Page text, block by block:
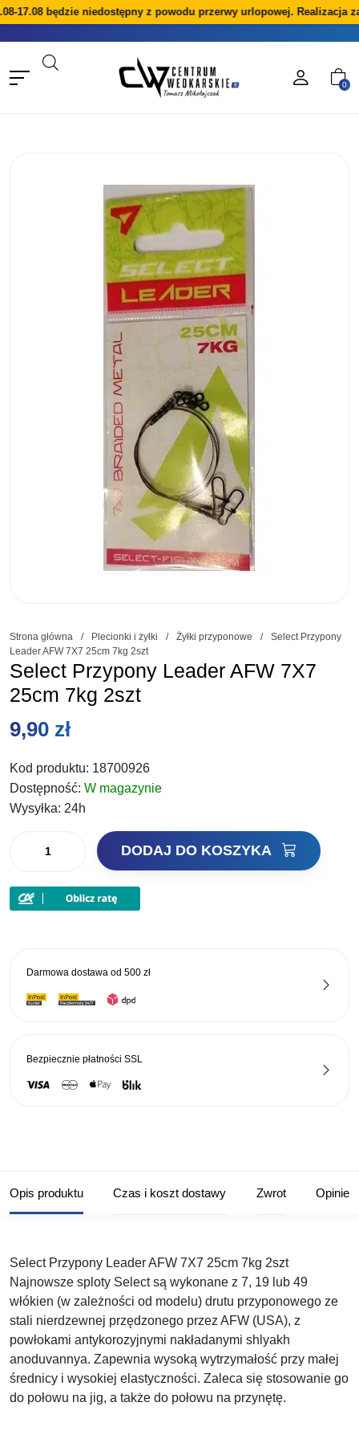
17.08 będzie niedostępny z powodu przerwy urlopowej. Realizacja
0
Strona główna / Plecionki i żyłki / Żyłki przyponowe /
Select Przypony
Leader AFW 7X7 25cm 7kg 2szt
Select Przypony Leader AFW 7X7
25cm 7kg 2szt
9,90 zł
Kod produktu: 18700926
Dostępność: W magazynie
Wysyłka: 24h
Leader
7kg
2szt
DODAJ DO KOSZYKA
Darmowa dostawa od 500 zł
Bezpiecznie płatności SSL
Opis produktu Czas i koszt dostawy Zwrot Opinie
Select Przypony Leader AFW 7X7 25cm 7kg 2szt
Najnowsze sploty Select są wykonane z 7, 19 lub 49
włókien (w zależności od modelu) drutu przyponowego ze
stali nierdzewnej przędzonego przez AFW (USA), z
powłokami antykorozyjnymi nakładanymi shlyakh
anoduvannya. Zapewnia wysoką wytrzymałość przy małej
średnicy i wysokiej elastyczności. Zaleca się stosowanie go
do połowu na jig, a także do połowu na przynętę.